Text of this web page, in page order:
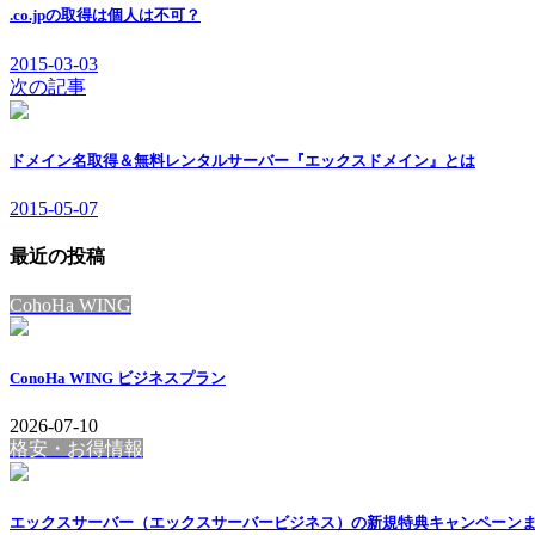
.co.jpの取得は個人は不可？
2015-03-03
次の記事
ドメイン名取得＆無料レンタルサーバー『エックスドメイン』とは
2015-05-07
最近の投稿
CohoHa WING
ConoHa WING ビジネスプラン
2026-07-10
格安・お得情報
エックスサーバー（エックスサーバービジネス）の新規特典キャンペーン